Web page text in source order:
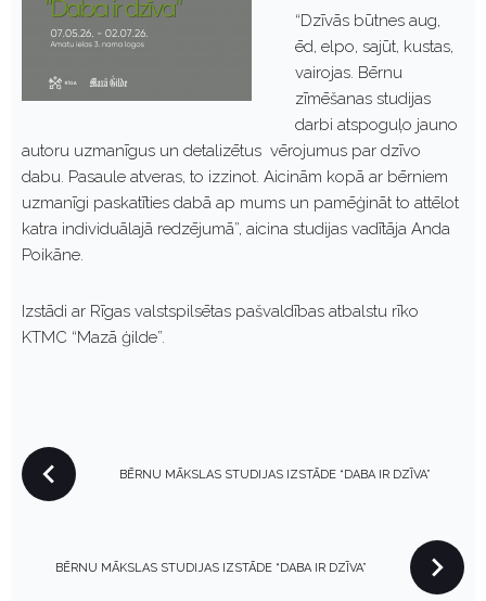
“Dzīvās būtnes aug,
ēd, elpo, sajūt, kustas,
vairojas. Bērnu
zīmēšanas studijas
darbi atspoguļo jauno
autoru uzmanīgus un detalizētus vērojumus par dzīvo
dabu. Pasaule atveras, to izzinot. Aicinām kopā ar bērniem
uzmanīgi paskatīties dabā ap mums un pamēģināt to attēlot
katra individuālajā redzējumā”, aicina studijas vadītāja Anda
Poikāne.
Izstādi ar Rīgas valstspilsētas pašvaldības atbalstu rīko
KTMC “Mazā ģilde”.
P
O
BĒRNU MĀKSLAS STUDIJAS IZSTĀDE “DABA IR DZĪVA”
BĒRNU MĀKSLAS STUDIJAS IZSTĀDE “DABA IR DZĪVA”